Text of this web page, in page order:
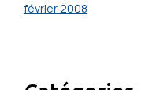
février 2008